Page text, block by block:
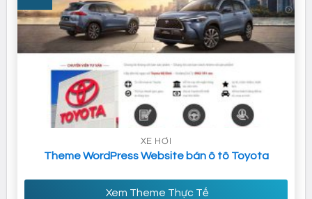
XE HƠI
Theme WordPress Website bán ô tô Toyota
Xem Theme Thực Tế